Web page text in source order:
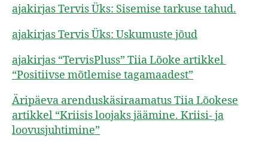
ajakirjas Tervis Üks: Sisemise tarkuse tahud.
ajakirjas Tervis Üks: Uskumuste jõud
ajakirjas “TervisPluss” Tiia Lõoke artikkel
“Positiivse mõtlemise tagamaadest”
Äripäeva arenduskäsiraamatus Tiia Lõokese
artikkel “Kriisis loojaks jäämine. Kriisi- ja
loovusjuhtimine”